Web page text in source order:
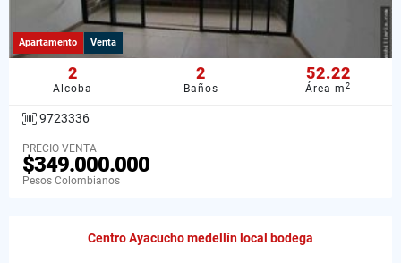
Apartamento Venta
2
Alcoba
2
Baños
52.22
Área m2
9723336
PRECIO VENTA
$349.000.000
Pesos Colombianos
Centro Ayacucho medellín local bodega